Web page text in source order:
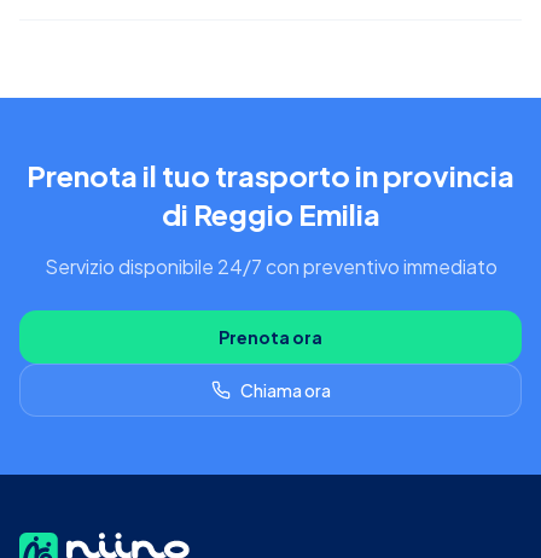
Prenota il tuo trasporto in provincia
di Reggio Emilia
Servizio disponibile 24/7 con preventivo immediato
Prenota ora
Chiama ora